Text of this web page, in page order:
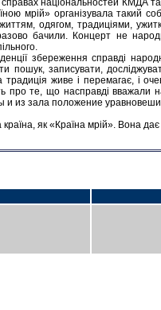
національностей КМДА
мрій» організувала такий
одягом, традиціями,
бачили. Концерт не
збереження справді
пошук, записувати,
живе і перемагає, і
про те, що насправді
и из зала положение
країна, як «Країна мрій». Вона